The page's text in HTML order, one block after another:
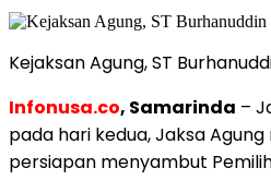
Kejaksan Agung, ST
Infonusa.co, Samarinda –
pada hari kedua, Jaksa
persiapan menyambut